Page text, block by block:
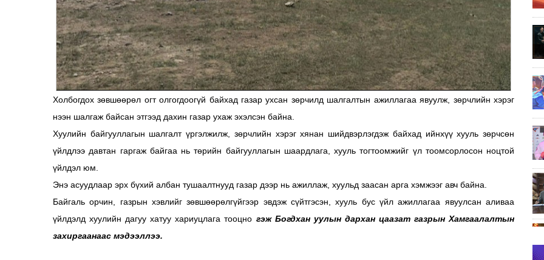
Холбогдох зөвшөөрөл огт олгогдоогүй байхад газар ухсан зөрчилд шалгалтын ажиллагаа явуулж, зөрчлийн хэрэг
нээн шалгаж байсан этгээд дахин газар ухаж эхэлсэн байна.
Хуулийн байгууллагын шалгалт үргэлжилж, зөрчлийн хэрэг хянан шийдвэрлэгдэж байхад ийнхүү хууль зөрчсөн
үйлдлээ давтан гаргаж байгаа нь төрийн байгууллагын шаардлага, хууль тогтоомжийг үл тоомсорлосон ноцтой
үйлдэл юм.
Энэ асуудлаар эрх бүхий албан тушаалтнууд газар дээр нь ажиллаж, хуульд заасан арга хэмжээг авч байна.
Байгаль орчин, газрын хэвлийг зөвшөөрөлгүйгээр эвдэж сүйтгэсэн, хууль бус үйл ажиллагаа явуулсан аливаа
үйлдэлд хуулийн дагуу хатуу хариуцлага тооцно гэж Богдхан уулын дархан цаазат газрын Хамгаалалтын
захиргаанаас мэдээллээ.